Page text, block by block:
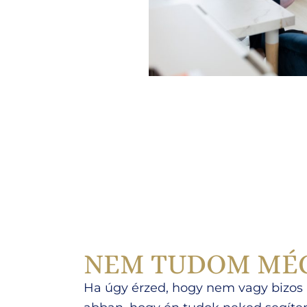
NEM TUDOM
Ha úgy érzed, hogy nem vagy bizos